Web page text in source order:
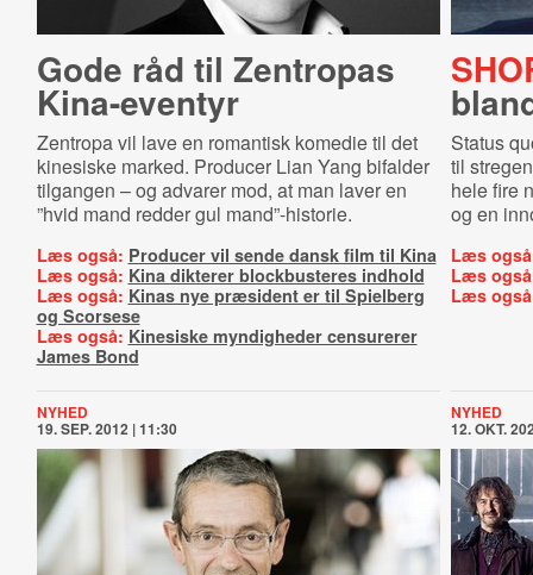
Gode råd til Zentropas
Kina-eventyr
Zentropa vil lave en romantisk komedie til det
kinesiske marked. Producer Lian Yang bifalder
tilgangen – og advarer mod, at man laver en
”hvid mand redder gul mand”-historie.
Læs også: Producer vil sende dansk film til Kina
Læs også: Kina dikterer blockbusteres indhold
Læs også: Kinas nye præsident er til Spielberg
og Scorsese
Læs også: Kinesiske myndigheder censurerer
James Bond
Status
til
hele fire
og en
Læs
Læs
Læs
NYHED
19. SEP. 2012 | 11:30
NYHED
12. OKT.